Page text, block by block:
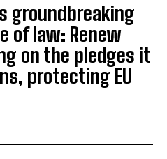
groundbreaking
of law: Renew
on the pledges it
protecting EU